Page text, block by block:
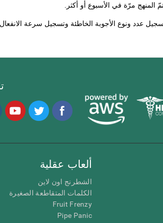
المنهج مرّة في الأسبوع أو أكثر.
عدد ونوع الأجوبة الخاطئة وتسجيل سرعة الانفعال،
ألعاب عقلية
الشطرنج اون لاين
الكلمات المتقاطعة الصغيرة
Fruit Frenzy
Pipe Panic